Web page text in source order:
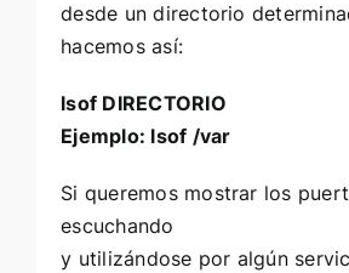
desde un directorio
hacemos así:
lsof DIRECTORIO
Ejemplo: lsof /var
Si queremos mostrar los
escuchando
y utilizándose por algún